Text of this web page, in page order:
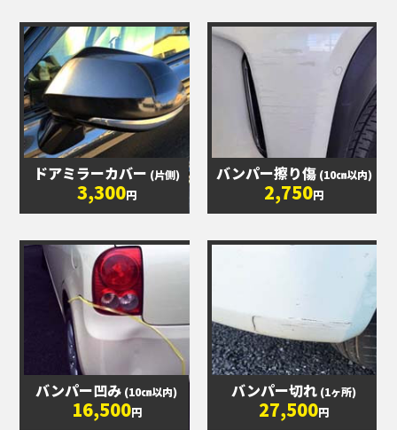
ドアミラーカバー (片側)
3,300円
バンパー擦り傷 (10㎝以内)
2,750円
バンパー凹み (10㎝以内)
16,500円
バンパー切れ (1ヶ所)
27,500円